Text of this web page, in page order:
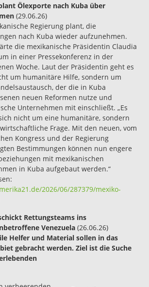
Ölexporte nach Kuba über
(29.06.26)
Regierung plant, die
nach Kuba wieder aufzunehmen.
die mexikanische Präsidentin Claudia
in einer Pressekonferenz in der
Woche. Laut der Präsidentin geht es
um humanitäre Hilfe, sondern um
der die in Kuba
neuen Reformen nutze und
Unternehmen mit einschließt. „Es
nicht um eine humanitäre, sondern
Frage. Mit den neuen, vom
Kongress und der Regierung
Bestimmungen können nun engere
mit mexikanischen
in Kuba aufgebaut werden.“
2026/06/287379/mexiko-
Rettungsteams ins
Venezuela (26.06.26)
Helfer und Material sollen in das
gebracht werden. Ziel ist die Suche